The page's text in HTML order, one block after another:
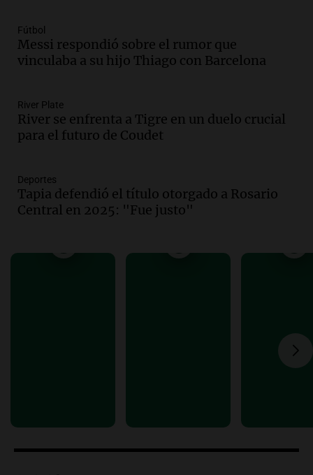
del Lago y se atrincheró
Juntos
Episodios
Confitería El Oriental: una propuesta
cultural imperdible
Noticias
reza en la intimidad, según un informe
de la UBA
El dato confiable
reglamentación": el reclamo del Kennel
perjudicar la economía estadounidense
y defiende sus aranceles
Fútbol
Messi respondió sobre el rumor que
vinculaba a su hijo Thiago con Barcelona
River Plate
River se enfrenta a Tigre en un duelo crucial
para el futuro de Coudet
Deportes
Tapia defendió el título otorgado a Rosario
Central en 2025: "Fue justo"